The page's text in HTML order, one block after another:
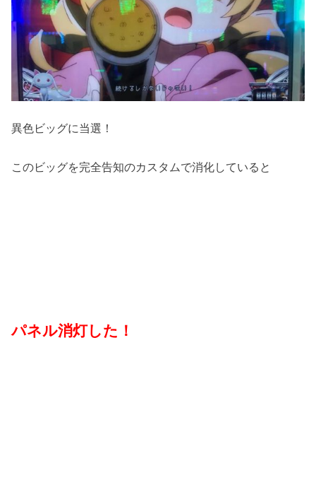
異色ビッグに当選！
このビッグを完全告知のカスタムで消化していると
パネル消灯した！